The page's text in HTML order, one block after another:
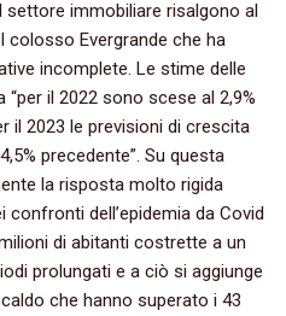
settore immobiliare risalgono al
colosso Evergrande che ha
incomplete. Le stime delle
il 2022 sono scese al 2,9%
il 2023 le previsioni di crescita
precedente”. Su questa
la risposta molto rigida
dell’epidemia da Covid
di abitanti costrette a un
prolungati e a ciò si aggiunge
che hanno superato i 43